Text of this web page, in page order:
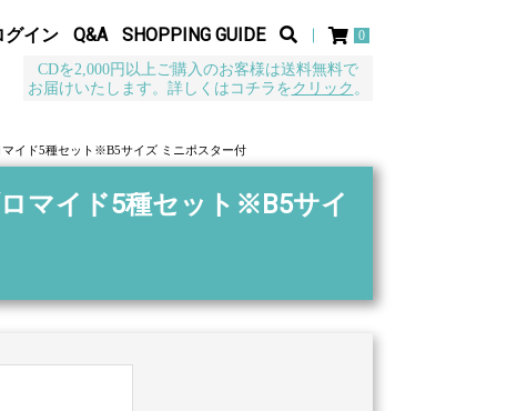
グイン Q&A SHOPPING GUIDE 0
CDを2,000円以上ご購入のお客様は送料無料で
お届けいたします。詳しくはコチラをクリック 。
マイド5種セット※B5サイズ ミニポスター付
ロマイド5種セット※B5サイ